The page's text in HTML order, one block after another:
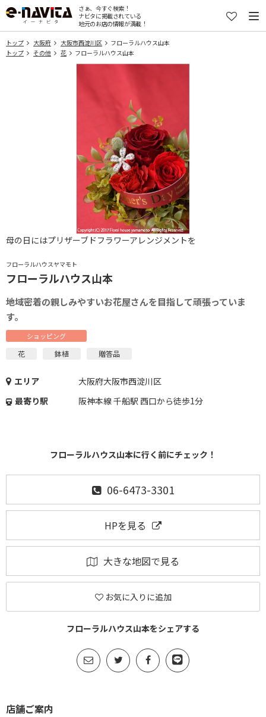
さぁ、今すぐ検索！
ナビタに掲載されている
地元のお店の情報が満載！
トップ 大阪府 大阪市西淀川区
フローラルハウス山本
トップ
その他 花 フローラルハウス山本
フローラルハウスヤマモト
フローラルハウス山本
地域密着の親しみやすいお花屋さんを目指して頑張っていま
す。
ショッピング
花 鉢植 贈答品
エリア
大阪府大阪市西淀川区
最寄り駅
阪神本線 千船駅 西口から徒歩1分
フローラルハウス山本に行く前にチェック！
06-6473-3301
HPを見る
大きな地図で見る
お気に入りに追加
フローラルハウス山本をシェアする
母の日にはプリザーブドフラワーアレンジメントを
店舗ご案内